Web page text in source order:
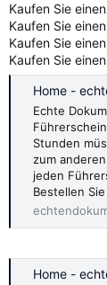
Kaufen Sie
Kaufen Sie
Kaufen Sie
Kaufen Sie
Home -
Echte
Stunden
zum
jeden
Bestellen
Home -